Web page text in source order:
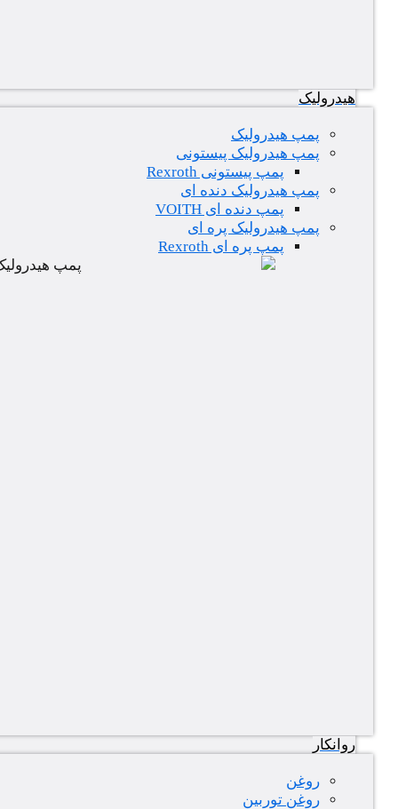
هیدرولیک
پمپ هیدرولیک
پمپ هیدرولیک پیستونی
پمپ پیستونی Rexroth
پمپ هیدرولیک دنده ای
پمپ دنده ای VOITH
پمپ هیدرولیک پره ای
پمپ پره ای Rexroth
روانکار
روغن
روغن توربین